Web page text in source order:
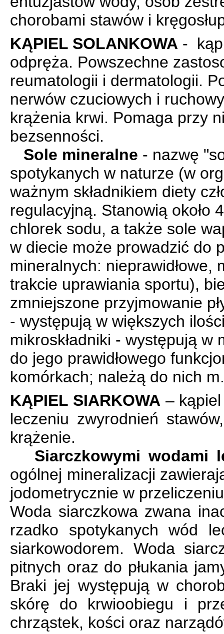
chorobami stawów i
KĄPIEL SOLANKOWA -
odpręża. Powszechne
reumatologii i dermatologii.
nerwów czuciowych i
krążenia krwi. Pomaga przy
bezsenności.
Sole mineralne - nazwę
spotykanych w naturze (w
ważnym składnikiem diety
regulacyjną. Stanowią około
chlorek sodu, a także sole
w diecie może prowadzić do
mineralnych:
trakcie uprawiania sportu),
zmniejszone przyjmowanie
- występują w większych
mikroskładniki - występują
do jego prawidłowego
komórkach; należą do nich
KĄPIEL SIARKOWA –
leczeniu zwyrodnień
krążenie.
Siarczkowymi wodami
ogólnej mineralizacji
jodometrycznie w
Woda siarczkowa zwana
rzadko spotykanych wód
siarkowodorem. Woda
pitnych oraz do płukania
Braki jej występują w
skórę do krwioobiegu i
chrząstek, kości oraz